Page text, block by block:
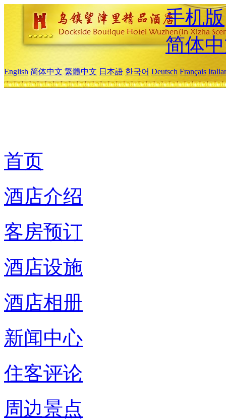
手机版
简体
English 简体中文 繁體中文 日本語 한국어 Deutsch Français
首页
酒店介绍
客房预订
酒店设施
酒店相册
新闻中心
住客评论
周边景点